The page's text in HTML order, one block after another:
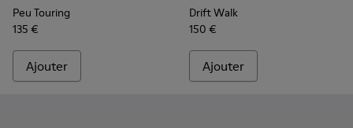
Peu Touring
135 €
Ajouter
Drift Walk
150 €
Ajouter